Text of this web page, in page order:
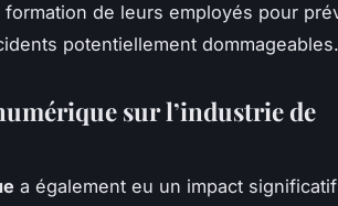
de leurs employés pour
potentiellement dommageables.
sur l’industrie de
a également eu un impact